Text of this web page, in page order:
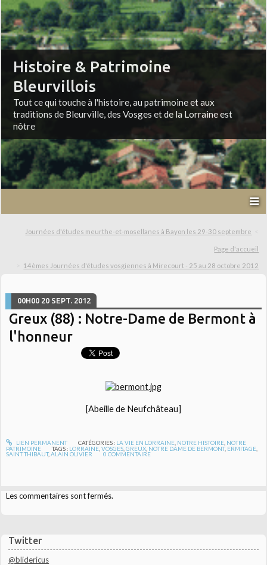
Twitter
@blidericus
Histoire & Patrimoine
Bleurvillois
Tout ce qui touche à l'histoire, au patrimoine et aux
traditions de Bleurville, des Vosges et de la Lorraine est
nôtre
Journées d'études meurthe-et-mosellanes à Bayon les 29-30 septembre
Page d'accueil
14èmes Journées d'études vosgiennes à Mirecourt - 25 au 28 octobre 2012
00H00 20 SEPT. 2012
Greux (88) : Notre-Dame de Bermont à
l'honneur
[Abeille de Neufchâteau]
LIEN PERMANENT CATÉGORIES : LA VIE EN LORRAINE, NOTRE HISTOIRE, NOTRE
PATRIMOINE
TAGS : LORRAINE ,VOSGES ,GREUX NOTRE DAME DE BERMONT, ERMITAGE
SAINT THIBAUT,ALAIN OLIVIER 0 COMMENTAIRE
Les commentaires sont fermés.